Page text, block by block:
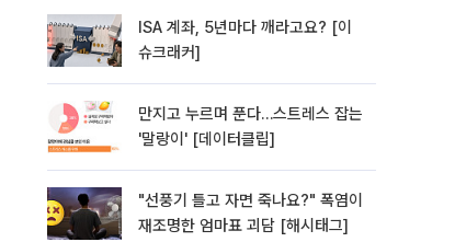
ISA 계좌, 5년마다 깨라고요? [이
슈크래커]
만지고 누르며 푼다…스트레스 잡는
'말랑이' [데이터클립]
"선풍기 틀고 자면 죽나요?" 폭염이
재조명한 엄마표 괴담 [해시태그]